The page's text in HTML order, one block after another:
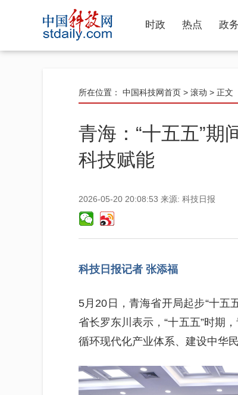
时政 热点 政务
所在位置： 中国科技网首页 > 滚动 > 正文
青海：“十五五”期
科技赋能
2026-05-20 20:08:53 来源: 科技日报
科技日报记者 张添福
5月20日，青海省开局起步“十五
省长罗东川表示，“十五五”时期
循环现代化产业体系、建设中华